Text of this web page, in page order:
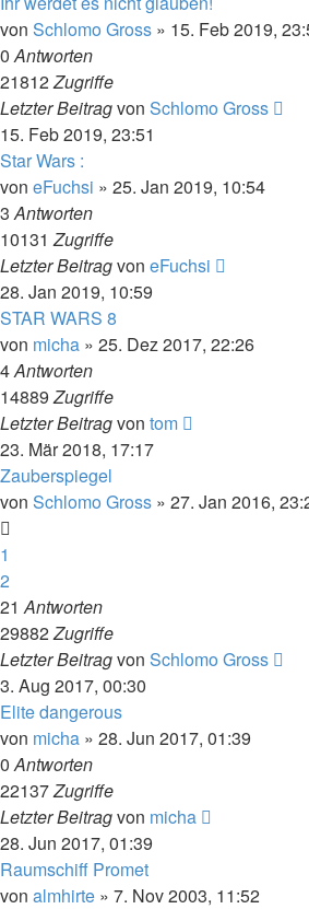
von Schlomo Gross » 15. Feb 2019,
0Antworten
21812Zugriffe
Letzter Beitragvon Schlomo Gross
15. Feb 2019, 23:51
Star Wars :
von eFuchsi » 25. Jan 2019, 10:54
3Antworten
10131Zugriffe
Letzter Beitragvon eFuchsi
28. Jan 2019, 10:59
STAR WARS 8
von micha » 25. Dez 2017, 22:26
4Antworten
14889Zugriffe
Letzter Beitragvon tom
23. Mär 2018, 17:17
Zauberspiegel
von Schlomo Gross » 27. Jan 2016,
1
2
21Antworten
29882Zugriffe
Letzter Beitragvon Schlomo Gross
3. Aug 2017, 00:30
Elite dangerous
von micha » 28. Jun 2017, 01:39
0Antworten
22137Zugriffe
Letzter Beitragvon micha
28. Jun 2017, 01:39
Raumschiff Promet
von almhirte » 7. Nov 2003, 11:52